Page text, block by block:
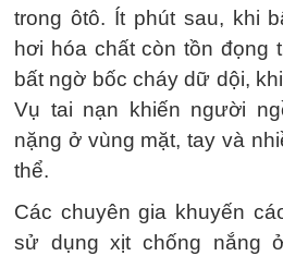
trong ôtô. Ít phút sau, khi
hơi hóa chất còn tồn đọng
bất ngờ bốc cháy dữ dội,
Vụ tai nạn khiến người
nặng ở vùng mặt, tay và
thể.
Các chuyên gia khuyến
sử dụng xịt chống nắng